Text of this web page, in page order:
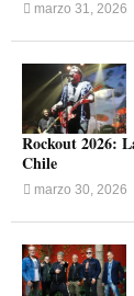
marzo 31, 2026
Rockout 2026:
Chile
marzo 30, 2026